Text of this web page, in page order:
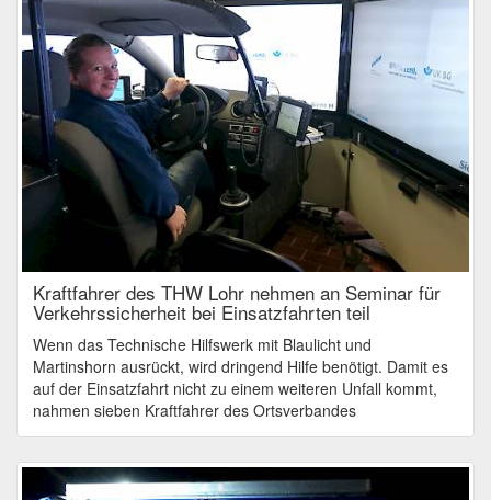
Kraftfahrer des THW Lohr nehmen an Seminar für
Verkehrssicherheit bei Einsatzfahrten teil
Wenn das Technische Hilfswerk mit Blaulicht und
Martinshorn ausrückt, wird dringend Hilfe benötigt. Damit es
auf der Einsatzfahrt nicht zu einem weiteren Unfall kommt,
nahmen sieben Kraftfahrer des Ortsverbandes